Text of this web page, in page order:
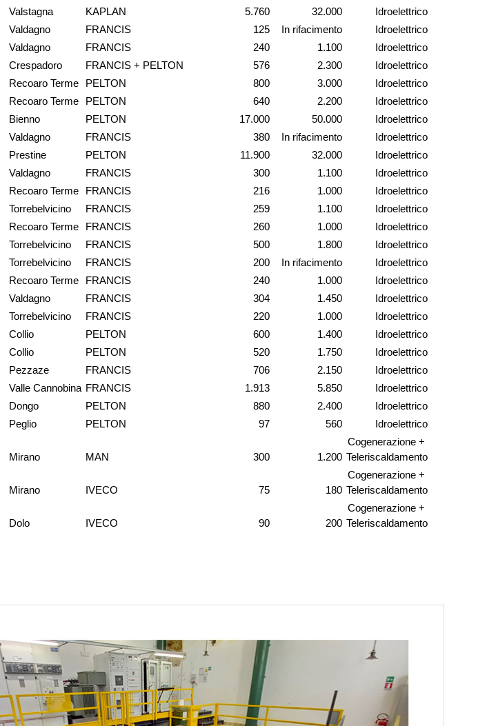
Valstagna KAPLAN 5.760 32.000
Idroelettrico
Valdagno FRANCIS 125 In rifacimento
Idroelettrico
Valdagno FRANCIS 240 1.100
Idroelettrico
Crespadoro FRANCIS + PELTON 576 2.300
Idroelettrico
Recoaro Terme PELTON 800 3.000
Idroelettrico
Recoaro Terme PELTON 640 2.200
Idroelettrico
Bienno PELTON 17.000 50.000
Idroelettrico
Valdagno FRANCIS 380 In rifacimento
Idroelettrico
Prestine PELTON 11.900 32.000
Idroelettrico
Valdagno FRANCIS 300 1.100
Idroelettrico
Recoaro Terme FRANCIS 216 1.000
Idroelettrico
Torrebelvicino FRANCIS 259 1.100
Idroelettrico
Recoaro Terme FRANCIS 260 1.000
Idroelettrico
Torrebelvicino FRANCIS 500 1.800
Idroelettrico
Torrebelvicino FRANCIS 200 In rifacimento
Idroelettrico
Recoaro Terme FRANCIS 240 1.000
Idroelettrico
Valdagno FRANCIS 304 1.450
Idroelettrico
Torrebelvicino FRANCIS 220 1.000
Idroelettrico
Collio PELTON 600 1.400
Idroelettrico
Collio PELTON 520 1.750
Idroelettrico
Pezzaze FRANCIS 706 2.150
Idroelettrico
Valle Cannobina FRANCIS 1.913 5.850
Idroelettrico
Dongo PELTON 880 2.400
Idroelettrico
Peglio PELTON 97 560 Idroelettrico
Mirano MAN 300 1.200
Cogenerazione +
Teleriscaldamento
Mirano IVECO 75 180
Cogenerazione +
Teleriscaldamento
Dolo IVECO 90 200
Cogenerazione +
Teleriscaldamento